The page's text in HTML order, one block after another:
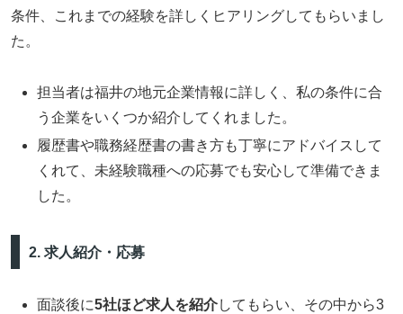
条件、これまでの経験を詳しくヒアリングしてもらいまし
た。
担当者は福井の地元企業情報に詳しく、私の条件に合
う企業をいくつか紹介してくれました。
履歴書や職務経歴書の書き方も丁寧にアドバイスして
くれて、未経験職種への応募でも安心して準備できま
した。
2. 求人紹介・応募
面談後に5社ほど求人を紹介してもらい、その中から3